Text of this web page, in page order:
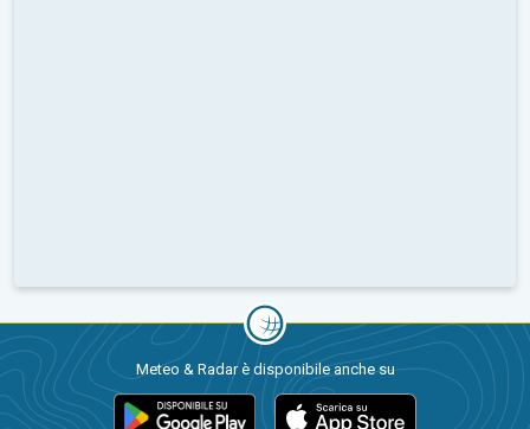
Meteo & Radar è disponibile anche su